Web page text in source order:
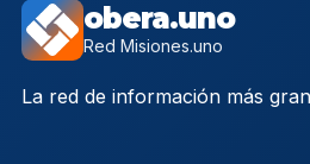
obera.uno
Red Misiones.uno
La red de información más